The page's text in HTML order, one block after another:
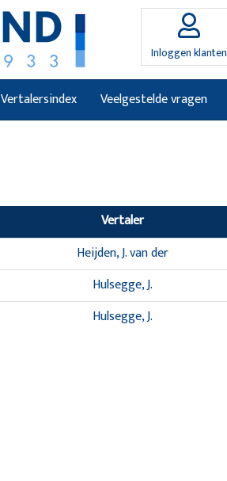
Inloggen klanten
Vertalersindex Veelgestelde vragen
Vertaler
Heijden, J. van der
Hulsegge, J.
Hulsegge, J.